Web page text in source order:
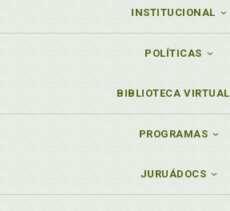
INSTITUCIONAL
POLÍTICAS
BIBLIOTECA VIRTUAL
PROGRAMAS
JURUÁDOCS